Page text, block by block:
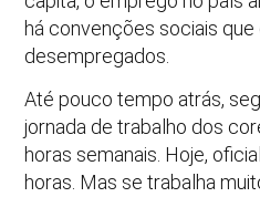
há convenções sociais
desempregados.
Até pouco tempo atrás,
jornada de trabalho dos
horas semanais. Hoje,
horas. Mas se trabalha